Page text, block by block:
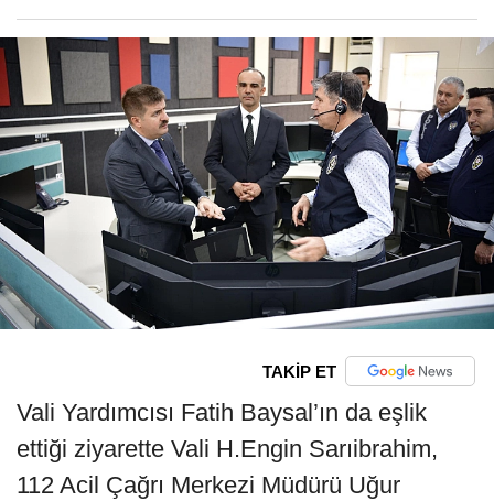
TAKİP ET
Vali Yardımcısı Fatih Baysal’ın da eşlik
ettiği ziyarette Vali H.Engin Sarıibrahim,
112 Acil Çağrı Merkezi Müdürü Uğur